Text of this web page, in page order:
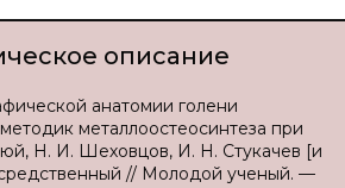
описание
анатомии голени
металлоостеосинтеза при
Н. И. Шеховцов, И. Н. Стукачев [и
// Молодой ученый. —